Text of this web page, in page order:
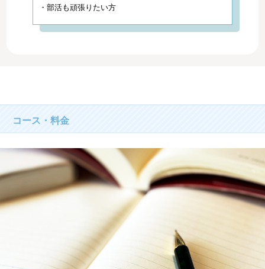
・部活も頑張りたい方
コース・料金